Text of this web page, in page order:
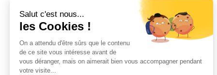
Salut c'est nous...
les Cookies !
On a attendu d'être sûrs que le contenu
de ce site vous intéresse avant de
vous déranger, mais on aimerait bien vous accompagner pendant
votre visite...